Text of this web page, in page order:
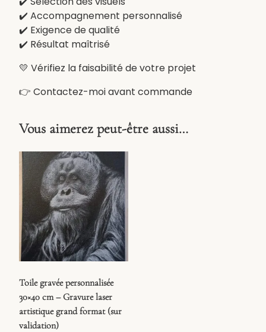
✔️ Accompagnement personnalisé
✔️ Exigence de qualité
✔️ Résultat maîtrisé
💛 Vérifiez la faisabilité de votre projet
👉 Contactez-moi avant commande
Vous aimerez peut-être aussi…
Toile gravée personnalisée
30×40 cm – Gravure laser
artistique grand format (sur
validation)